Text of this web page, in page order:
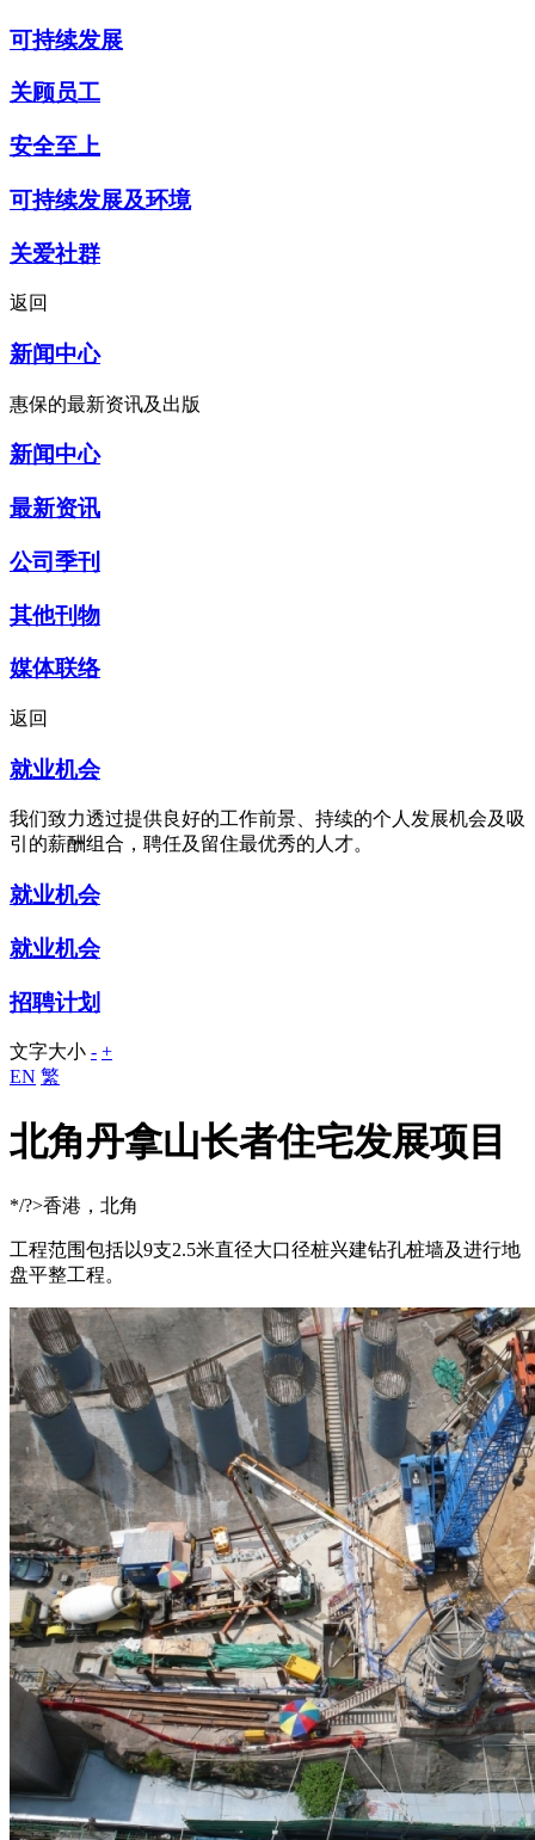
可持续发展
关顾员工
安全至上
可持续发展及环境
关爱社群
返回
新闻中心
惠保的最新资讯及出版
新闻中心
最新资讯
公司季刊
其他刊物
媒体联络
返回
就业机会
我们致力透过提供良好的工作前景、持续的个人发展机会及吸
引的薪酬组合，聘任及留住最优秀的人才。
就业机会
就业机会
招聘计划
文字大小 - +
EN 繁
北角丹拿山长者住宅发展项目
*/?>香港，北角
工程范围包括以9支2.5米直径大口径桩兴建钻孔桩墙及进行地
盘平整工程。